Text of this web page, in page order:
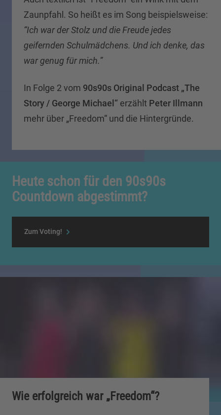
Zaunpfahl. So heißt es im Song beispielsweise:
“Ich war der Stolz und die Freude jedes
geifernden Schulmädchens. Und ich denke, das
war genug für mich.”
In Folge 2 vom 90s90s Original Podcast „The
Story / George Michael“ erzählt Peter Illmann
mehr über „Freedom“ und die Hintergründe.
Heute schon für den 90s90s
Countdown abgestimmt?
Zum Voting!
Wie erfolgreich war „Freedom“?